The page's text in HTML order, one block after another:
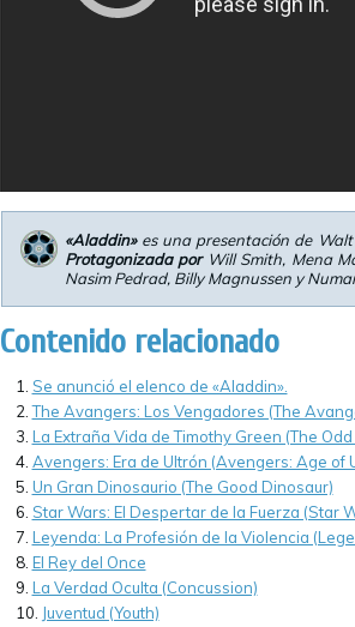
«Aladdin»es una presentación de Walt
Protagonizada porWill Smith, Mena
Nasim Pedrad, Billy Magnussen y
Contenido relacionado
Se anunció el elenco de «Aladdin».
The Avangers: Los Vengadores (The
La Extraña Vida de Timothy Green (The
Avengers: Era de Ultrón (Avengers: Age of
Un Gran Dinosaurio (The Good Dinosaur)
Star Wars: El Despertar de la Fuerza (Star
Leyenda: La Profesión de la Violencia
El Rey del Once
La Verdad Oculta (Concussion)
Juventud (Youth)